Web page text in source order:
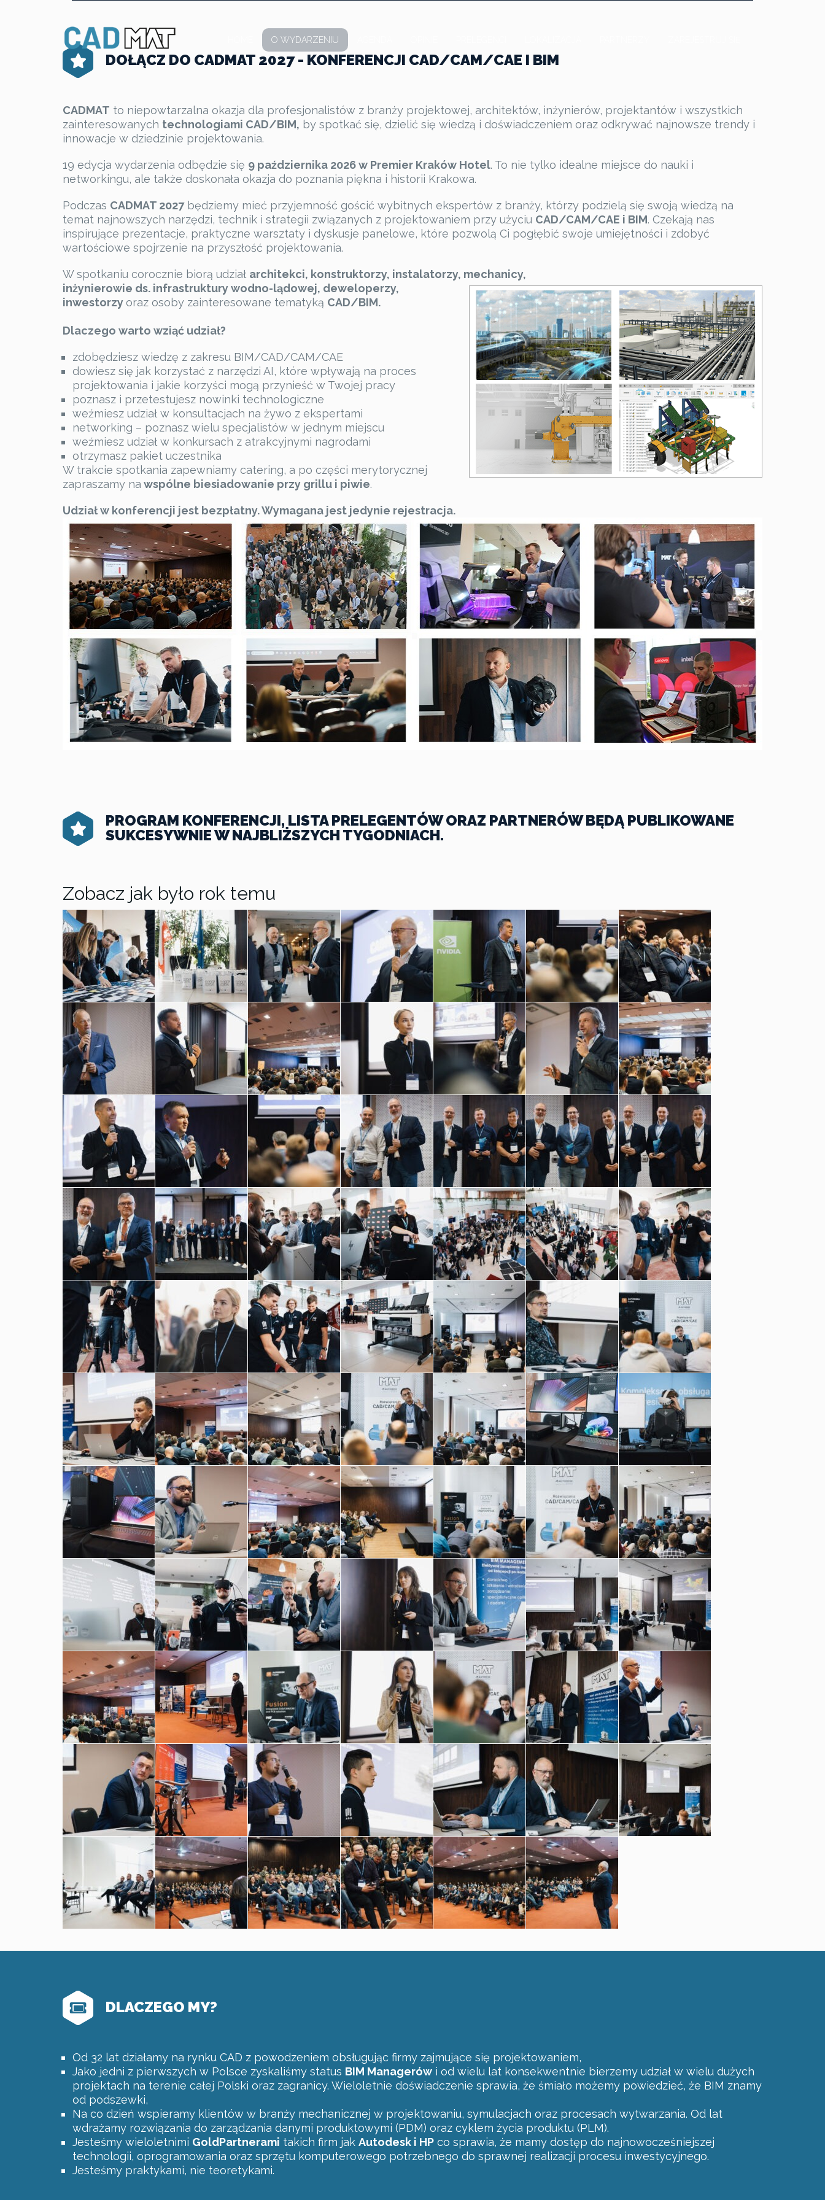
O WYDARZENIU
DOŁĄCZ DO CADMAT 2027 - KONFERENCJI CAD/CAM/CAE I BIM
CADMAT to niepowtarzalna okazja dla profesjonalistów z branży projektowej, architektów, inżynierów, projektantów i wszystkich
zainteresowanych technologiami CAD/BIM, by spotkać się, dzielić się wiedzą i doświadczeniem oraz odkrywać najnowsze trendy i
innowacje w dziedzinie projektowania.
19 edycja wydarzenia odbędzie się 9 października 2026 w Premier Kraków Hotel. To nie tylko idealne miejsce do nauki i
networkingu, ale także doskonała okazja do poznania piękna i historii Krakowa.
Podczas CADMAT 2027będziemy mieć przyjemność gościć wybitnych ekspertów z branży, którzy podzielą się swoją wiedzą na
temat najnowszych narzędzi, technik i strategii związanych z projektowaniem przy użyciu CAD/CAM/CAE i BIM. Czekają nas
inspirujące prezentacje, praktyczne warsztaty i dyskusje panelowe, które pozwolą Ci pogłębić swoje umiejętności i zdobyć
wartościowe spojrzenie na przyszłość projektowania.
W spotkaniu corocznie biorą udział architekci, konstruktorzy, instalatorzy, mechanicy,
inżynierowie ds. infrastruktury wodno-lądowej, deweloperzy,
inwestorzyoraz osoby zainteresowane tematyką CAD/BIM.
Dlaczego warto wziąć udział?
zdobędziesz wiedzę z zakresu BIM/CAD/CAM/CAE
dowiesz się jak korzystać z narzędzi AI, które wpływają na proces
projektowania i jakie korzyści mogą przynieść w Twojej pracy
poznasz i przetestujesz nowinki technologiczne
weźmiesz udział w konsultacjach na żywo z ekspertami
networking – poznasz wielu specjalistów w jednym miejscu
weźmiesz udział w konkursach z atrakcyjnymi nagrodami
otrzymasz pakiet uczestnika
W trakcie spotkania zapewniamy catering, a po części merytorycznej
zapraszamy na wspólne biesiadowanie przy grillu i piwie.
Udział w konferencji jest bezpłatny. Wymagana jest jedynie rejestracja.
PROGRAM KONFERENCJI, LISTA PRELEGENTÓW ORAZ PARTNERÓW BĘDĄ PUBLIKOWANE
SUKCESYWNIE W NAJBLIŻSZYCH TYGODNIACH.
Zobacz jak było rok temu
DLACZEGO MY?
Od 32 lat działamy na rynku CAD z powodzeniem obsługując firmy zajmujące się projektowaniem,
Jako jedni z pierwszych w Polsce zyskaliśmy status BIM Managerów i od wielu lat konsekwentnie bierzemy udział w wielu dużych
projektach na terenie całej Polski oraz zagranicy. Wieloletnie doświadczenie sprawia, że śmiało możemy powiedzieć, że BIM znamy
od podszewki,
Na co dzień wspieramy klientów w branży mechanicznej w projektowaniu, symulacjach oraz procesach wytwarzania. Od lat
wdrażamy rozwiązania do zarządzania danymi produktowymi (PDM) oraz cyklem życia produktu (PLM).
Jesteśmy wieloletnimi GoldPartnerami takich firm jak Autodesk i HP co sprawia, że mamy dostęp do najnowocześniejszej
technologii, oprogramowania oraz sprzętu komputerowego potrzebnego do sprawnej realizacji procesu inwestycyjnego.
Jesteśmy praktykami, nie teoretykami.